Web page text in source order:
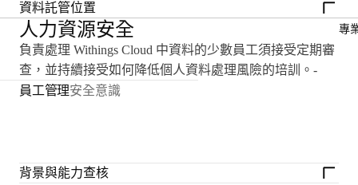
專
資料託管位置
人力資源安全
負責處理 Withings Cloud 中資料的少數員工須接受定期審
查，並持續接受如何降低個人資料處理風險的培訓。-
員工管理安全意識
背景與能力查核